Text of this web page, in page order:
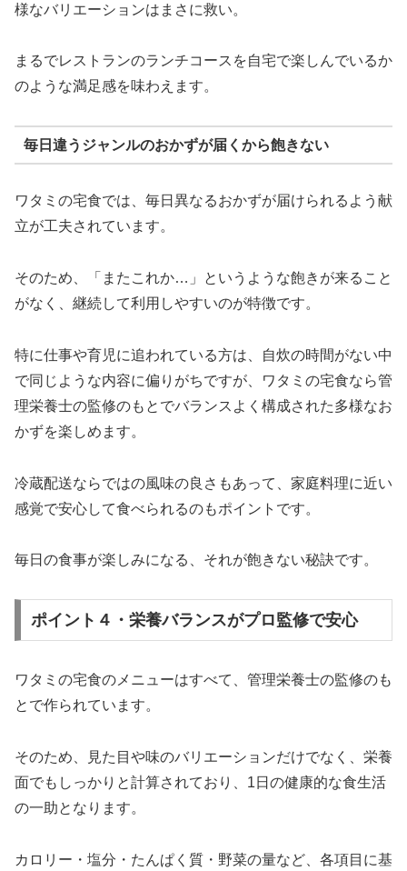
様なバリエーションはまさに救い。
まるでレストランのランチコースを自宅で楽しんでいるか
のような満足感を味わえます。
毎日違うジャンルのおかずが届くから飽きない
ワタミの宅食では、毎日異なるおかずが届けられるよう献
立が工夫されています。
そのため、「またこれか…」というような飽きが来ること
がなく、継続して利用しやすいのが特徴です。
特に仕事や育児に追われている方は、自炊の時間がない中
で同じような内容に偏りがちですが、ワタミの宅食なら管
理栄養士の監修のもとでバランスよく構成された多様なお
かずを楽しめます。
冷蔵配送ならではの風味の良さもあって、家庭料理に近い
感覚で安心して食べられるのもポイントです。
毎日の食事が楽しみになる、それが飽きない秘訣です。
ポイント４・栄養バランスがプロ監修で安心
ワタミの宅食のメニューはすべて、管理栄養士の監修のも
とで作られています。
そのため、見た目や味のバリエーションだけでなく、栄養
面でもしっかりと計算されており、1日の健康的な食生活
の一助となります。
カロリー・塩分・たんぱく質・野菜の量など、各項目に基